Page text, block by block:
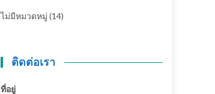
โรงเรียน,ข่าวประชาสัมพันธ์...
ไม่มีหมวดหมู่ (14)
ติดต่อเรา
ที่อยู่